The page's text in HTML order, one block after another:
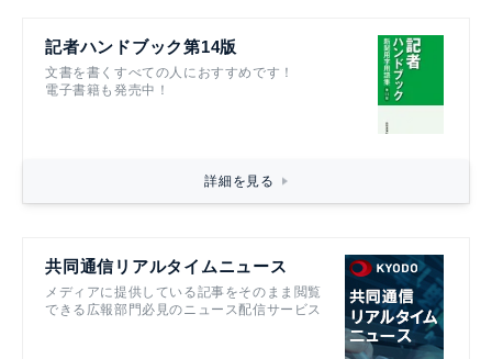
記者ハンドブック第14版
文書を書くすべての人におすすめです！
電子書籍も発売中！
詳細を見る
共同通信リアルタイムニュース
メディアに提供している記事をそのまま閲覧
できる広報部門必見のニュース配信サービス